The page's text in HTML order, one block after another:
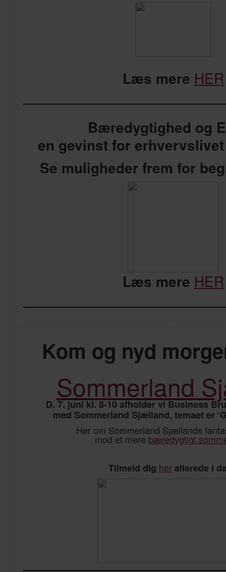
Læs mere HER
Bæredygtighed og
en gevinst for
Se muligheder frem for
Læs mere HER
Kom og nyd
Sommerland
D. 7. juni kl. 8-10 afholder vi Business
med Sommerland Sjælland, temaet er
Hør om Sommerland Sjællands
mod et mere bæredygtigt
Tilmeld dig herallerede i